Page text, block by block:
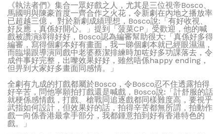
《執法者們》集合一眾好戲之人，尤其是三位視帝Bosco、
馬國明與陳豪首度一齊合作之火花，令新劇在內地之播放率
已超越三億， 對於新劇成績理想，Bosco說:「有好收視、
好反應，真係好開心。」提到「菠菜CP」受歡迎，他的喊
戲被讚演繹得好好，Bosco認為編審幫助很大:「真係好多得
編審，寫得個劇本好有畫面，我一睇個劇本就已經眼濕濕，
而臨場跟導演同戲中老婆蔡潔排練時加咗好多功課落去，令
成件事好完整，出嚟效果好好，雖然唔係happy ending，
但畀到大家好多畫面同感情。」
全劇有九成的打戲都屬於Bosco，令Bosco忍不住透露拍得
好辛苦，問他寧願拍打戲還是喊戲，Bosco說:「計舒服的話
就梗係感情戲，打戲、槍戰同追逐戲都同樣難度高，要視乎
武指如何設計，但效果好的話，拍得辛苦都無所謂，拍動作
戲一向係香港最拿手部分，我都鍾意拍到好有香港特色的
戲。」